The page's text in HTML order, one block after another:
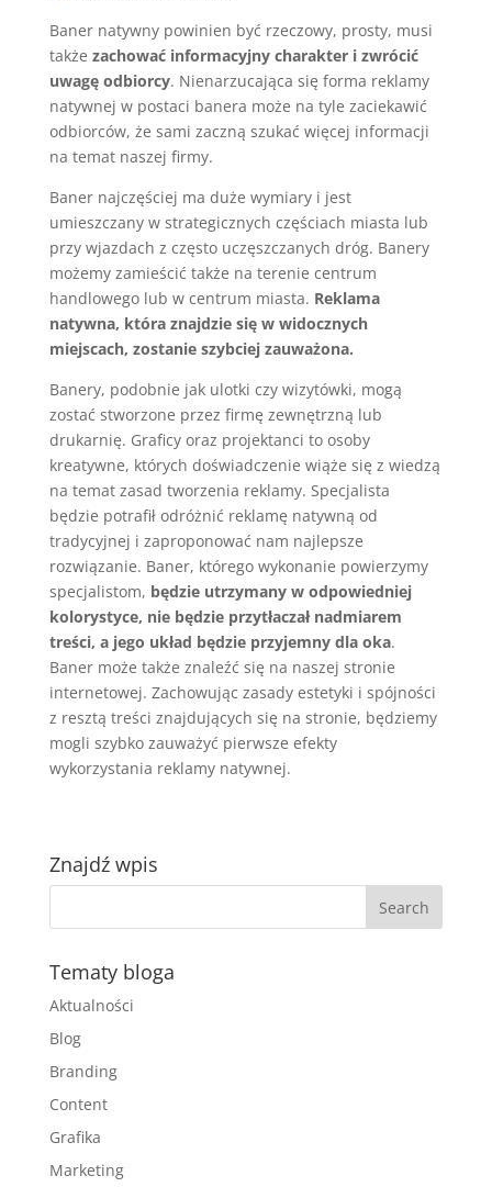
Baner natywny powinien być rzeczowy, prosty, musi
także zachować informacyjny charakter i zwrócić
uwagę odbiorcy. Nienarzucająca się forma reklamy
natywnej w postaci banera może na tyle zaciekawić
odbiorców, że sami zaczną szukać więcej informacji
na temat naszej firmy.
Baner najczęściej ma duże wymiary i jest
umieszczany w strategicznych częściach miasta lub
przy wjazdach z często uczęszczanych dróg. Banery
możemy zamieścić także na terenie centrum
handlowego lub w centrum miasta. Reklama
natywna, która znajdzie się w widocznych
miejscach, zostanie szybciej zauważona.
Banery, podobnie jak ulotki czy wizytówki, mogą
zostać stworzone przez firmę zewnętrzną lub
drukarnię. Graficy oraz projektanci to osoby
kreatywne, których doświadczenie wiąże się z wiedzą
na temat zasad tworzenia reklamy. Specjalista
będzie potrafił odróżnić reklamę natywną od
tradycyjnej i zaproponować nam najlepsze
rozwiązanie. Baner, którego wykonanie powierzymy
specjalistom, będzie utrzymany w odpowiedniej
kolorystyce, nie będzie przytłaczał nadmiarem
treści, a jego układ będzie przyjemny dla oka.
Baner może także znaleźć się na naszej stronie
internetowej. Zachowując zasady estetyki i spójności
z resztą treści znajdujących się na stronie, będziemy
mogli szybko zauważyć pierwsze efekty
wykorzystania reklamy natywnej.
Znajdź wpis
Tematy bloga
Aktualności
Blog
Branding
Content
Grafika
Marketing